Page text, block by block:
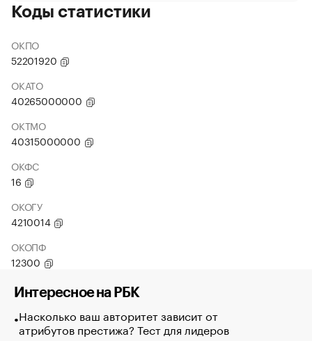
Коды статистики
ОКПО
52201920
ОКАТО
40265000000
ОКТМО
40315000000
ОКФС
16
ОКОГУ
4210014
ОКОПФ
12300
Интересное на РБК
Насколько ваш авторитет зависит от
атрибутов престижа? Тест для лидеров